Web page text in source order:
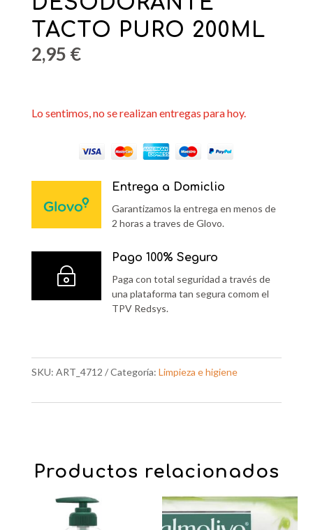
TACTO PURO 200ML
2,95 €
Lo sentimos, no se realizan entregas para hoy.
Entrega a Domiclio
Garantizamos la entrega en menos de
2 horas a traves de Glovo.
~
Pago 100% Seguro
Paga con total seguridad a través de
una plataforma tan segura comom el
TPV Redsys.
SKU: ART_4712 Categoría: Limpieza e higiene
Productos relacionados